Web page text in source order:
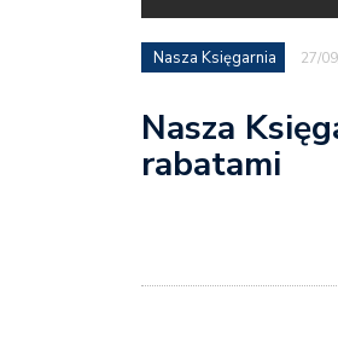
Nasza Księgarnia 27/
Nasza
rabatami